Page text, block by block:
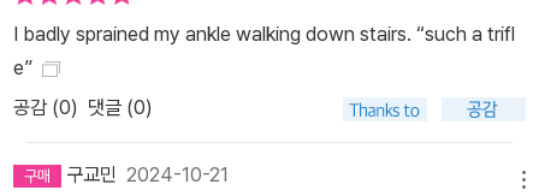
I badly sprained my ankle walking down stairs. “such a trifl
e”
공감 (0) 댓글 (0)
구교민 2024-10-21